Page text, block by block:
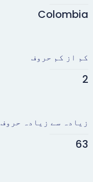
Colombia
کم از کم حروف
2
زیادہ سے زیادہ حروف
63